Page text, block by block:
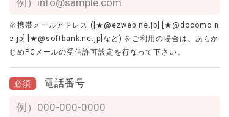
※携帯メールアドレス ([★@ezweb.ne.jp] [★@docomo.n
e.jp] [★@softbank.ne.jp]など) をご利用の場合は、あらか
じめPCメールの受信許可設定を行なって下さい。
必須 電話番号